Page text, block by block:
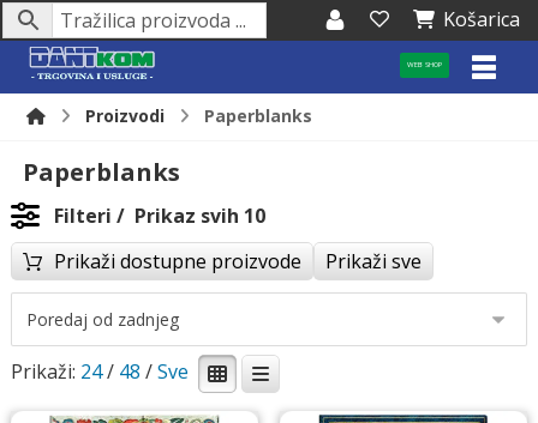
Košarica
WEB SHOP
Proizvodi Paperblanks
Paperblanks
Filteri
Prikaz svih 10
Prikaži dostupne proizvode
Prikaži sve
Prikaži: 24/ 48 /